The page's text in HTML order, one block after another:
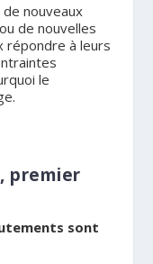
nouveaux
de nouvelles
répondre à leurs
le
premier
sont